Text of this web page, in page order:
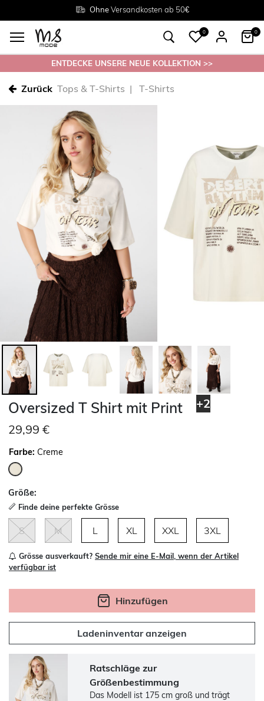
OhneVersandkosten ab 50€
Grösse38 - 54
Rückgabe innerhalb 30 Tagen
0 0
ENTDECKE UNSERE NEUE KOLLEKTION >>
Zurück Tops & T-Shirts T-Shirts
+2
Oversized T Shirt mit Print
29,99 €
Farbe: Creme
Größe:
Finde deine perfekte Grösse
S M L XL XXL 3XL
Grösse ausverkauft? Sende mir eine E-Mail, wenn der Artikel
verfügbar ist
Hinzufügen
Ladeninventar anzeigen
Ratschläge zur
Größenbestimmung
Das Modell ist 175 cm groß und trägt